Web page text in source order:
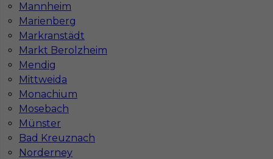
Mannheim
Marienberg
Markranstädt
Markt Berolzheim
Mendig
Mittweida
Monachium
Mosebach
Münster
Bad Kreuznach
Norderney
Najpopularniejsze miejscowości w Niemczech
Praca Augsburg
Praca Hamburg
Praca Berlin
Praca Hannover
Praca Dortmund
Praca Magdeburg